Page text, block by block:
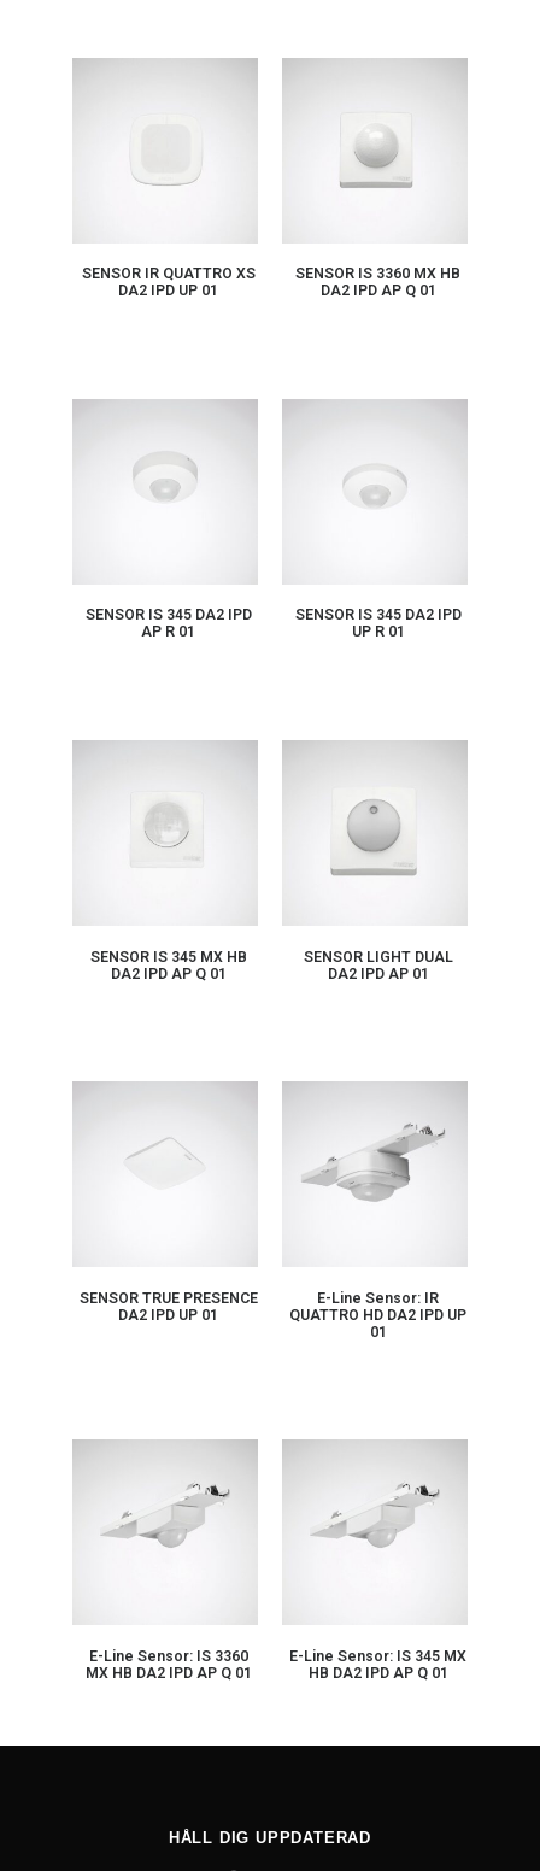
SENSOR IR QUATTRO XS
DA2 IPD UP 01
SENSOR IS 3360 MX HB
DA2 IPD AP Q 01
SENSOR IS 345 DA2 IPD
AP R 01
SENSOR IS 345 DA2 IPD
UP R 01
SENSOR IS 345 MX HB
DA2 IPD AP Q 01
SENSOR LIGHT DUAL
DA2 IPD AP 01
SENSOR TRUE PRESENCE
DA2 IPD UP 01
E-Line Sensor: IR
QUATTRO HD DA2 IPD UP
01
E-Line Sensor: IS 3360
MX HB DA2 IPD AP Q 01
E-Line Sensor: IS 345 MX
HB DA2 IPD AP Q 01
HÅLL DIG UPPDATERAD